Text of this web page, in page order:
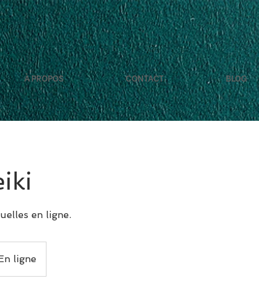
À PROPOS CONTACT BLOG
en ligne.
ligne